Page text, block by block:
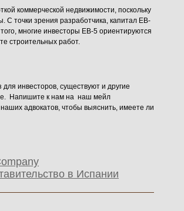
коммерческой недвижимости, поскольку
С точки зрения разработчика, капитал EB-
многие инвесторы EB-5 ориентируются
строительных работ.
инвесторов, существуют и другие
Напишите к нам на наш мейл
адвокатов, чтобы выяснить, имеете ли
в Испании